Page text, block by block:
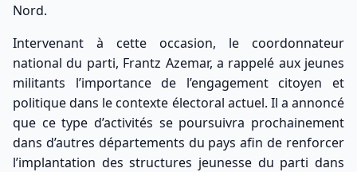
Nord.
Intervenant à cette occasion, le coordonnateur
national du parti, Frantz Azemar, a rappelé aux jeunes
militants l’importance de l’engagement citoyen et
politique dans le contexte électoral actuel. Il a annoncé
que ce type d’activités se poursuivra prochainement
dans d’autres départements du pays afin de renforcer
l’implantation des structures jeunesse du parti dans